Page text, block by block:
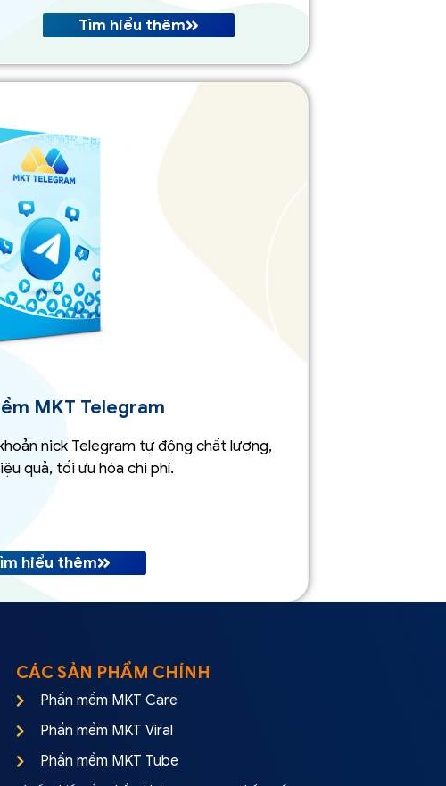
Tìm hiểu thêm
MKT Telegram
nick Telegram tự động chất lượng,
quả, tối ưu hóa chi phí.
hiểu thêm
CÁC SẢN PHẨM CHÍNH
Phần mềm MKT Care
Phần mềm MKT Viral
Phần mềm MKT Tube